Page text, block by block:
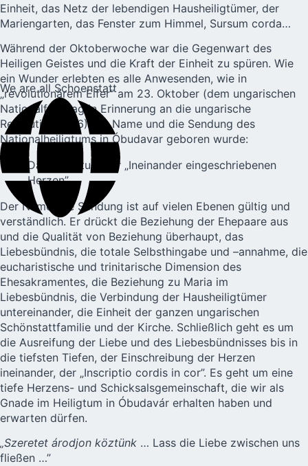
Einheit, das Netz der lebendigen Hausheiligtümer, der
Mariengarten, das Fenster zum Himmel, Sursum corda…
Während der Oktoberwoche war die Gegenwart des
Heiligen Geistes und die Kraft der Einheit zu spüren. Wie
ein Wunder erlebten es alle Anwesenden, wie in
„revolutionärem Eifer” am 23. Oktober (dem ungarischen
Nationalfeiertag in Erinnerung an die ungarische
Revolution 1956) der Name und die Sendung des
Nationalheiligtums in Óbudavar geboren wurde:
Das Heiligtum der „Ineinander eingeschriebenen
Herzen”
Der Name, die Sendung ist auf vielen Ebenen gültig und
verständlich. Er drückt die Beziehung der Ehepaare aus
und die Qualität von Beziehung überhaupt, das
Liebesbündnis, die totale Selbsthingabe und –annahme, die
eucharistische und trinitarische Dimension des
Ehesakramentes, die Beziehung zu Maria im
Liebesbündnis, die Verbindung der Hausheiligtümer
untereinander, die Einheit der ganzen ungarischen
Schönstattfamilie und der Kirche. Schließlich geht es um
die Ausreifung der Liebe und des Liebesbündnisses bis in
die tiefsten Tiefen, der Einschreibung der Herzen
ineinander, der „Inscriptio cordis in cor”. Es geht um eine
tiefe Herzens- und Schicksalsgemeinschaft, die wir als
Gnade im Heiligtum in Óbudavár erhalten haben und
erwarten dürfen.
„Szeretet árodjon köztünk … Lass die Liebe zwischen uns
fließen …”
We are all Schoenstatt